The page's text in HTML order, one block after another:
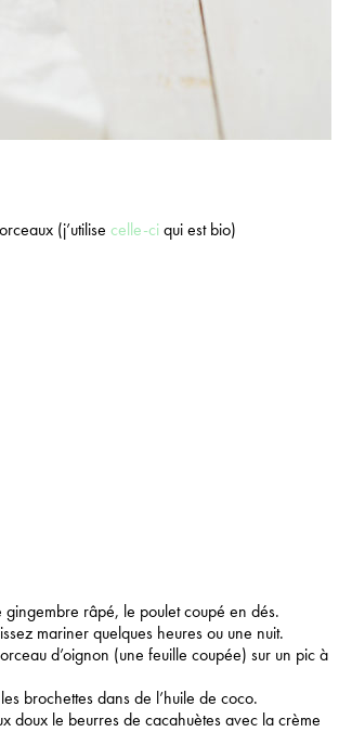
(j’utilise celle-ciqui est bio)
râpé, le poulet coupé en dés.
mariner quelques heures ou une nuit.
d’oignon (une feuille coupée) sur un pic à
brochettes dans de l’huile de coco.
doux le beurres de cacahuètes avec la crème